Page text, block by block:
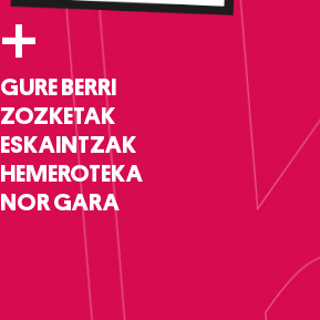
+
GURE BERRI
ZOZKETAK
ESKAINTZAK
HEMEROTEKA
NOR GARA